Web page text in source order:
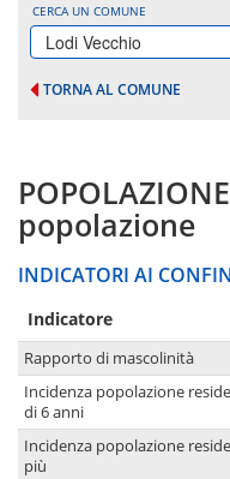
CERCA UN COMUNE
Lodi Vecchio
TORNA AL COMUNE
POPOLAZIONE
popolazione
INDICATORI AI
Indicatore
Rapporto di mascolinità
Incidenza popolazione
di 6 anni
Incidenza popolazione
più